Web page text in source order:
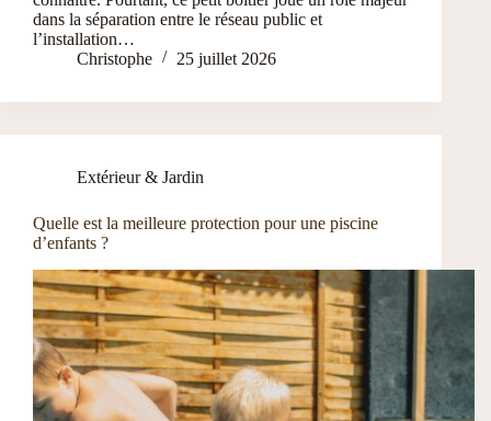
dans la séparation entre le réseau public et
l’installation…
Christophe
25 juillet 2026
Extérieur & Jardin
Quelle est la meilleure protection pour une piscine
d’enfants ?